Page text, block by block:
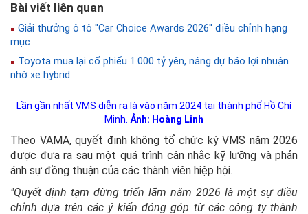
Bài viết liên quan
Giải thưởng ô tô ''Car Choice Awards 2026'' điều chỉnh hạng
mục
Toyota mua lại cổ phiếu 1.000 tỷ yên, nâng dự báo lợi nhuận
nhờ xe hybrid
Lần gần nhất VMS diễn ra là vào năm 2024 tại thành phố Hồ Chí
Minh. Ảnh: Hoàng Linh
Theo VAMA, quyết định không tổ chức kỳ VMS năm 2026
được đưa ra sau một quá trình cân nhắc kỹ lưỡng và phản
ánh sự đồng thuận của các thành viên hiệp hội.
"Quyết định tạm dừng triển lãm năm 2026 là một sự điều
chỉnh dựa trên các ý kiến đóng góp từ các công ty thành